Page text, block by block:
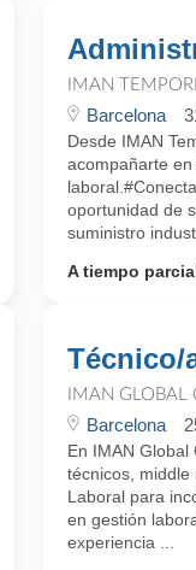
IMAN
Barcelona
Desde IMAN
acompañarte
oportunidad de
suministro
A tiempo
Técnico/
IMAN GLOBAL
Barcelona
En IMAN
técnicos, middle
Laboral para
en gestión
experiencia ...